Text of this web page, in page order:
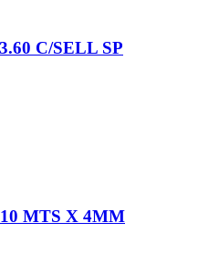
C/SELL SP
MTS X 4MM